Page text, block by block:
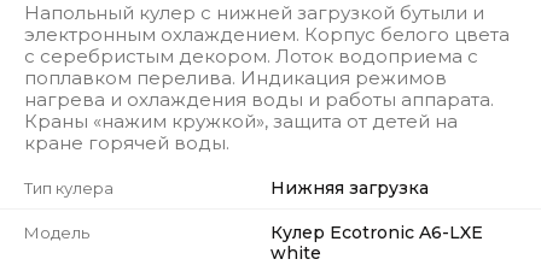
Напольный кулер с нижней загрузкой бутыли и
электронным охлаждением. Корпус белого цвета
с серебристым декором. Лоток водоприема с
поплавком перелива. Индикация режимов
нагрева и охлаждения воды и работы аппарата.
Краны «нажим кружкой», защита от детей на
кране горячей воды.
Тип кулера Нижняя загрузка
Модель
Кулер Ecotronic A6-LXE
white